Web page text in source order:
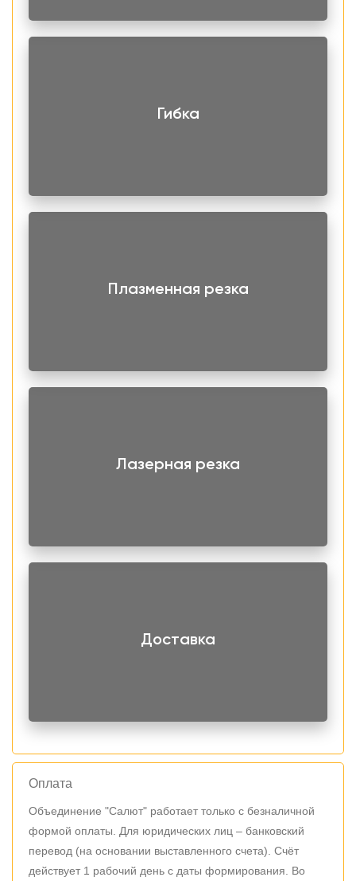
Гибка
Плазменная резка
Лазерная резка
Доставка
Оплата
Объединение "Салют" работает только с безналичной
формой оплаты. Для юридических лиц – банковский
перевод (на основании выставленного счета). Счёт
действует 1 рабочий день с даты формирования. Во